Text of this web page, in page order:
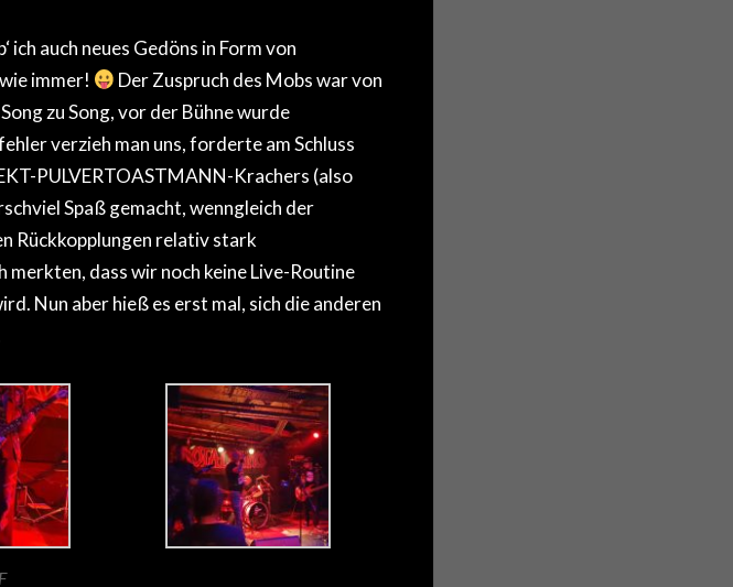
ich auch neues Gedöns in Form von
immer!
Der Zuspruch des Mobs war von
zu Song, vor der Bühne wurde
verzieh man uns, forderte am Schluss
PULVERTOASTMANN-Krachers (also
Spaß gemacht, wenngleich der
Rückkopplungen relativ stark
dass wir noch keine Live-Routine
Nun aber hieß es erst mal, sich die anderen